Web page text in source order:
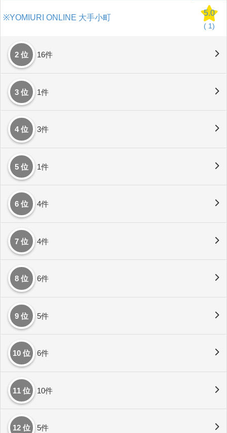
※YOMIURI ONLINE 大手小町
5.0
( 1)
2 位 16件
3 位 1件
4 位 3件
5 位 1件
6 位 4件
7 位 4件
8 位 6件
9 位 5件
10 位 6件
11 位 10件
12 位 5件